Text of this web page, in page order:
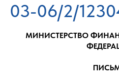
03-06/2/
МИНИСТЕРСТВО